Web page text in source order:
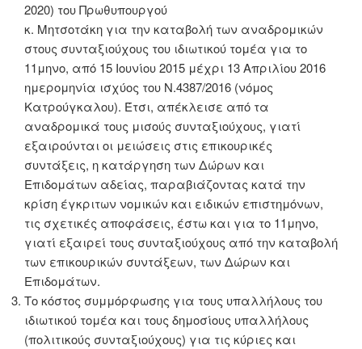
2020) του Πρωθυπουργού
κ. Μητσοτάκη για την καταβολή των αναδρομικών
στους συνταξιούχους του ιδιωτικού τομέα για το
11μηνο, από 15 Ιουνίου 2015 μέχρι 13 Απριλίου 2016
ημερομηνία ισχύος του Ν.4387/2016 (νόμος
Κατρούγκαλου). Έτσι, απέκλεισε από τα
αναδρομικά τους μισούς συνταξιούχους, γιατί
εξαιρούνται οι μειώσεις στις επικουρικές
συντάξεις, η κατάργηση των Δώρων και
Επιδομάτων αδείας, παραβιάζοντας κατά την
κρίση έγκριτων νομικών και ειδικών επιστημόνων,
τις σχετικές αποφάσεις, έστω και για το 11μηνο,
γιατί εξαιρεί τους συνταξιούχους από την καταβολή
των επικουρικών συντάξεων, των Δώρων και
Επιδομάτων.
Το κόστος συμμόρφωσης για τους υπαλλήλους του
ιδιωτικού τομέα και τους δημοσίους υπαλλήλους
(πολιτικούς συνταξιούχους) για τις κύριες και